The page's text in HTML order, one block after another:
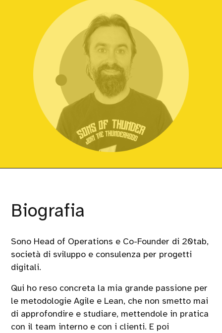
Biografia
Sono Head of Operations e Co-Founder di 20tab,
società di sviluppo e consulenza per progetti
digitali.
Qui ho reso concreta la mia grande passione per
le metodologie Agile e Lean, che non smetto mai
di approfondire e studiare, mettendole in pratica
con il team interno e con i clienti. E poi